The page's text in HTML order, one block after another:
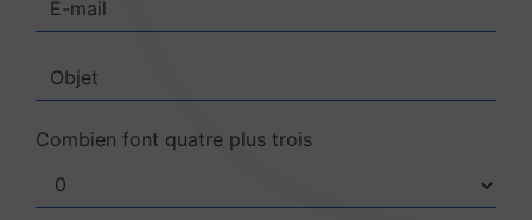
Combien font quatre plus trois